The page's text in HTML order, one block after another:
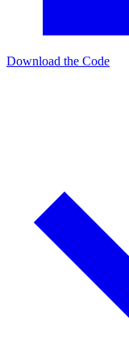
Download the Code